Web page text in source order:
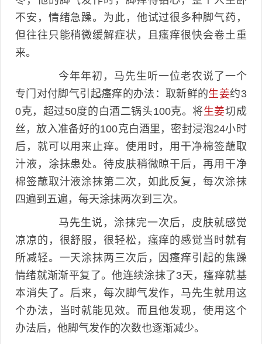
不安，情绪急躁。为此，他试过很多种脚气药，
但往往只能稍微缓解症状，且瘙痒很快会卷土重
来。
今年年初，马先生听一位老农说了一个
专门对付脚气引起瘙痒的办法：取新鲜的生姜约3
0克，超过50度的白酒二锅头100克。将生姜切成
丝，放入准备好的100克白酒里，密封浸泡24小时
后，就可以用来止痒。使用时，用干净棉签蘸取
汁液，涂抹患处。待皮肤稍微晾干后，再用干净
棉签蘸取汁液涂抹第二次，如此反复，每次涂抹
四遍到五遍，每天涂抹两次到三次。
马先生说，涂抹完一次后，皮肤就感觉
凉凉的，很舒服，很轻松，瘙痒的感觉当时就有
所减轻。一天涂抹两三次后，因瘙痒引起的焦躁
情绪就渐渐平复了。他连续涂抹了3天，瘙痒就基
本消失了。后来，每次脚气发作，马先生就用这
个办法，当时就能见效。而且他发现，使用这个
办法后，他脚气发作的次数也逐渐减少。